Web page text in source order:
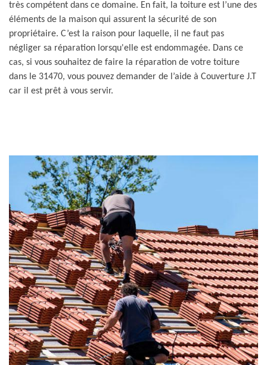
très compétent dans ce domaine. En fait, la toiture est l’une des
éléments de la maison qui assurent la sécurité de son
propriétaire. C’est la raison pour laquelle, il ne faut pas
négliger sa réparation lorsqu'elle est endommagée. Dans ce
cas, si vous souhaitez de faire la réparation de votre toiture
dans le 31470, vous pouvez demander de l’aide à Couverture J.T
car il est prêt à vous servir.